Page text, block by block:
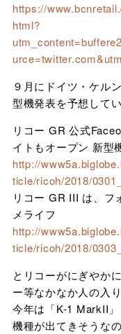
https://
html?
９月にドイツ・ケル
型機発表を予想して
リコー GR 公式
イトもオープン 新
http://
ticle/ricoh/2018/
リコー GR III は、
メライフ
http://
ticle/ricoh/2018/
とリコーがにぎやか
ー等なかなか人の入
今年は「K-1 MarkII
機種が出てきそうな